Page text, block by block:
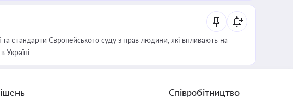
та стандарти Європейського суду з прав людини, які впливають на
Україні
Співробітництво